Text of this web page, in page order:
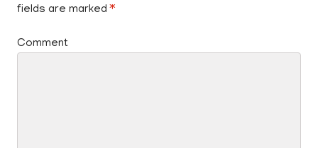
fields are marked*
Comment